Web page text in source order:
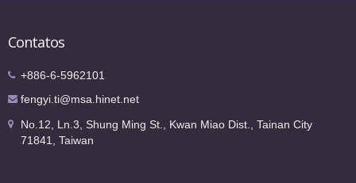
Contatos
+886-6-5962101
fengyi.ti@msa.hinet.net
No.12, Ln.3, Shung Ming St., Kwan Miao Dist., Tainan City
71841, Taiwan